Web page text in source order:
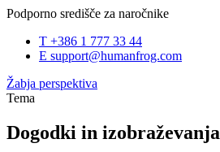
Podporno središče za naročnike
T +386 1 777 33 44
E support@humanfrog.com
Žabja perspektiva
Tema
Dogodki in izobraževanja